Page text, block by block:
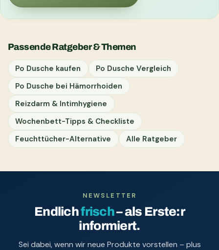
Passende Ratgeber & Themen
Po Dusche kaufen
Po Dusche Vergleich
Po Dusche bei Hämorrhoiden
Reizdarm & Intimhygiene
Wochenbett-Tipps & Checkliste
Feuchttücher-Alternative
Alle Ratgeber
NEWSLETTER
Endlichfrisch– als Erste:r
informiert.
Sei dabei, wenn wir neue Produkte vorstellen – plus